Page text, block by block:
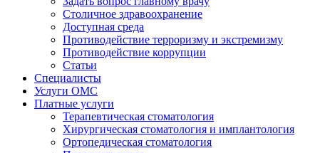
Столичное здравоохранение
Доступная среда
Противодействие терроризму и экстремизму
Противодействие коррупции
Статьи
Специалисты
Услуги ОМС
Платные услуги
Терапевтическая стоматология
Хирургическая стоматология и имплантология
Ортопедическая стоматология